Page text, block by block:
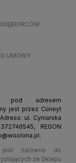
UMOWY
pod adresem
jest przez Cüneyt
ul. Cyniarska
REGON
.
jest zarówno do
ze Sklepu